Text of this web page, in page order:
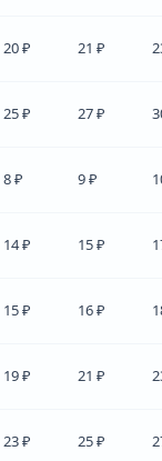
20 ₽ 21 ₽
25 ₽ 27 ₽
8 ₽ 9 ₽
14 ₽ 15 ₽
15 ₽ 16 ₽
19 ₽ 21 ₽
23 ₽ 25 ₽